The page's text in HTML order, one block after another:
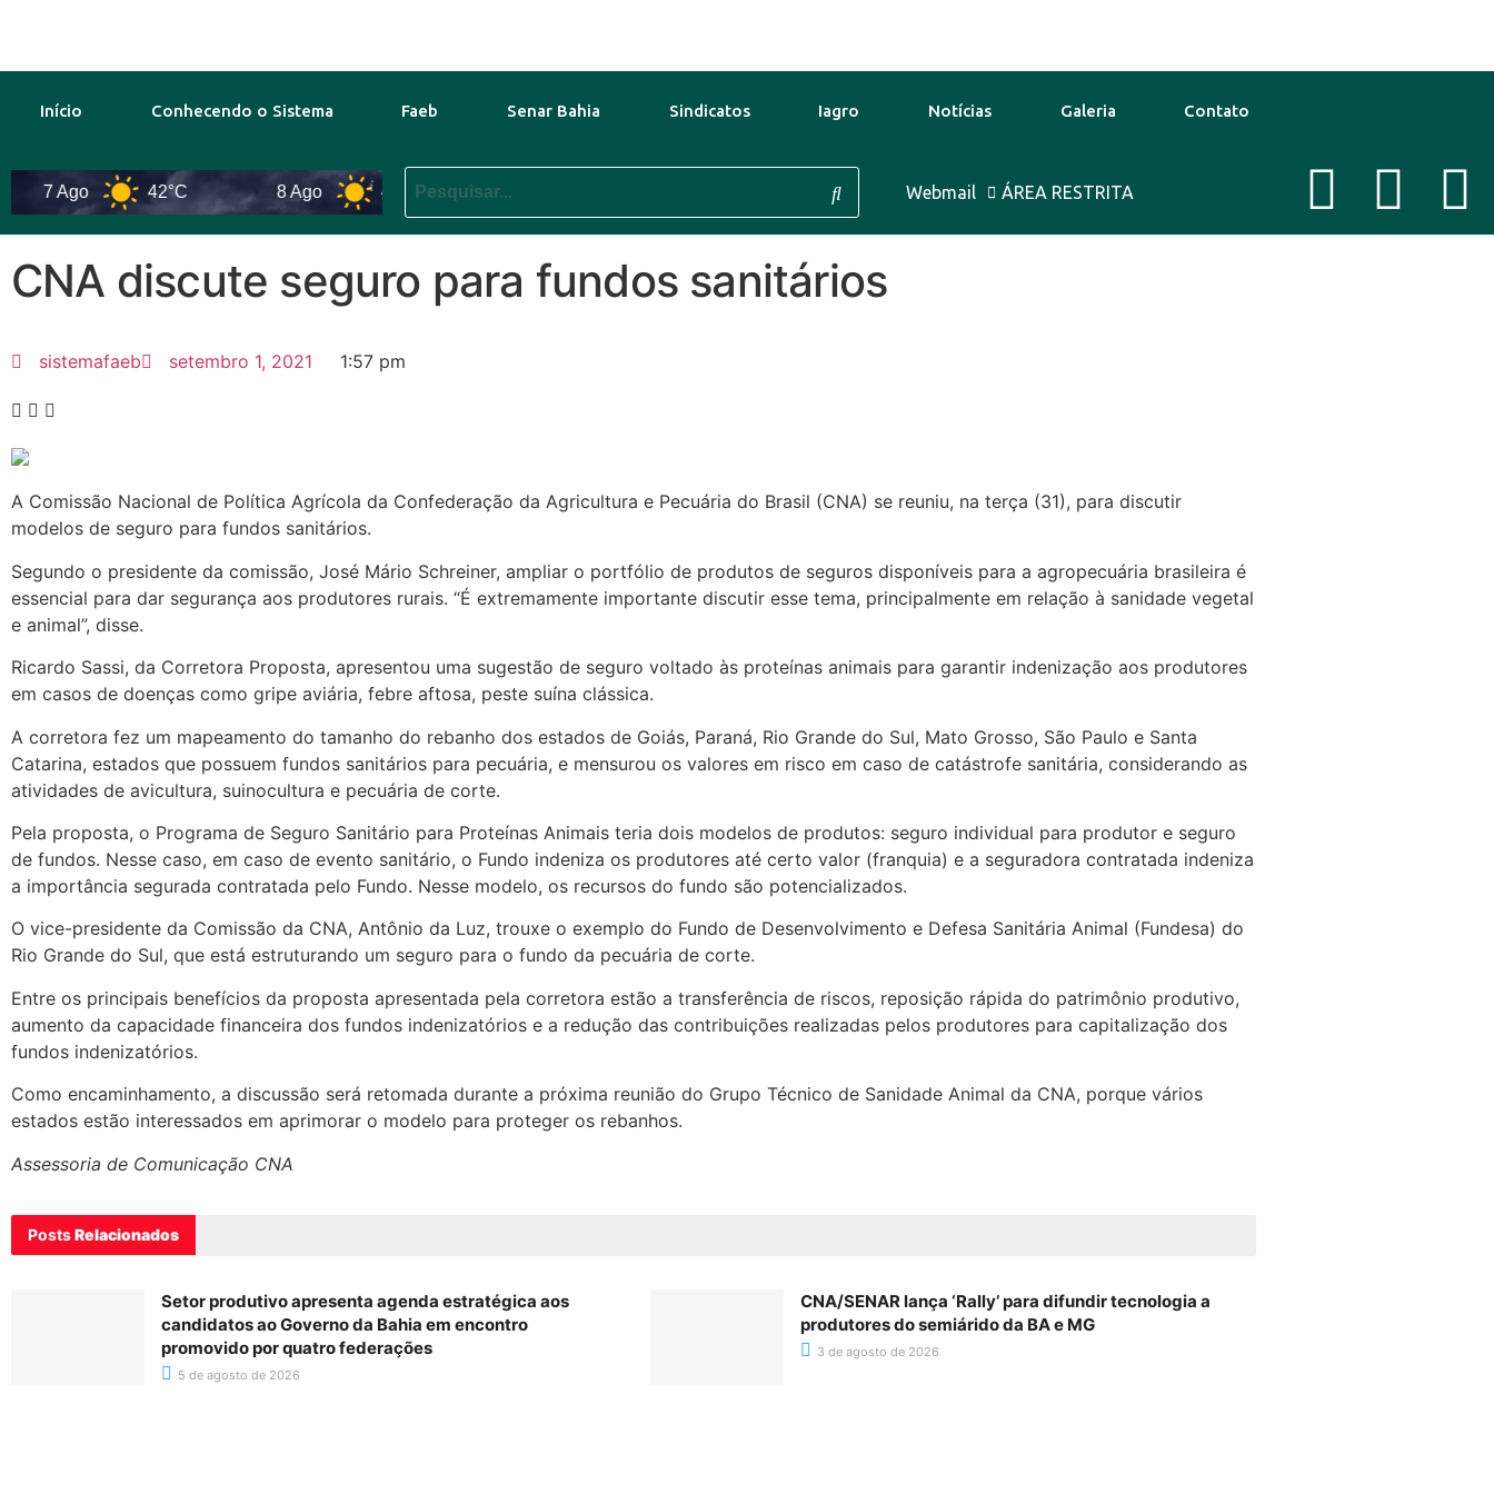
Início Conhecendo o Sistema Faeb Senar Bahia Sindicatos Iagro Notícias Galeria Contato
7 Ago 42°C 8 Ago 44°C 9 Ago 37°C 11 Ago 39°C
Webmail ÁREA RESTRITA
CNA discute seguro para fundos sanitários
sistemafaeb setembro 1, 2021 1:57 pm
A Comissão Nacional de Política Agrícola da Confederação da Agricultura e Pecuária do Brasil (CNA) se reuniu, na terça (31), para discutir
modelos de seguro para fundos sanitários.
Segundo o presidente da comissão, José Mário Schreiner, ampliar o portfólio de produtos de seguros disponíveis para a agropecuária brasileira é
essencial para dar segurança aos produtores rurais. “É extremamente importante discutir esse tema, principalmente em relação à sanidade vegetal
e animal”, disse.
Ricardo Sassi, da Corretora Proposta, apresentou uma sugestão de seguro voltado às proteínas animais para garantir indenização aos produtores
em casos de doenças como gripe aviária, febre aftosa, peste suína clássica.
A corretora fez um mapeamento do tamanho do rebanho dos estados de Goiás, Paraná, Rio Grande do Sul, Mato Grosso, São Paulo e Santa
Catarina, estados que possuem fundos sanitários para pecuária, e mensurou os valores em risco em caso de catástrofe sanitária, considerando as
atividades de avicultura, suinocultura e pecuária de corte.
Pela proposta, o Programa de Seguro Sanitário para Proteínas Animais teria dois modelos de produtos: seguro individual para produtor e seguro
de fundos. Nesse caso, em caso de evento sanitário, o Fundo indeniza os produtores até certo valor (franquia) e a seguradora contratada indeniza
a importância segurada contratada pelo Fundo. Nesse modelo, os recursos do fundo são potencializados.
O vice-presidente da Comissão da CNA, Antônio da Luz, trouxe o exemplo do Fundo de Desenvolvimento e Defesa Sanitária Animal (Fundesa) do
Rio Grande do Sul, que está estruturando um seguro para o fundo da pecuária de corte.
Entre os principais benefícios da proposta apresentada pela corretora estão a transferência de riscos, reposição rápida do patrimônio produtivo,
aumento da capacidade financeira dos fundos indenizatórios e a redução das contribuições realizadas pelos produtores para capitalização dos
fundos indenizatórios.
Como encaminhamento, a discussão será retomada durante a próxima reunião do Grupo Técnico de Sanidade Animal da CNA, porque vários
estados estão interessados em aprimorar o modelo para proteger os rebanhos.
Assessoria de Comunicação CNA
PostsRelacionados
Setor produtivo apresenta agenda estratégica aos
candidatos ao Governo da Bahia em encontro
promovido por quatro federações
5 de agosto de 2026
CNA/SENAR lança ‘Rally’ para difundir tecnologia a
produtores do semiárido da BA e MG
3 de agosto de 2026